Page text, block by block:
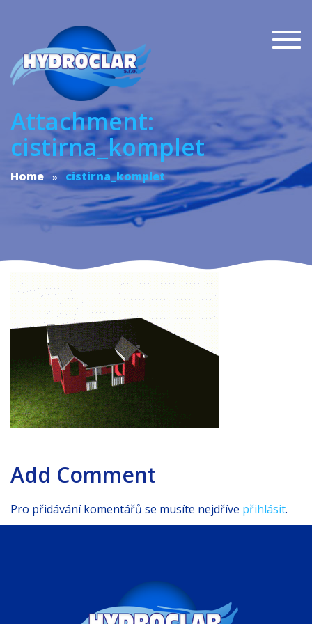
Attachment:
cistirna_komplet
Home cistirna_komplet
Add Comment
Pro přidávání komentářů se musíte nejdříve přihlásit.